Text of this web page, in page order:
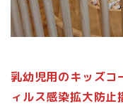
乳幼児用のキッズコ
ィルス感染拡大防止